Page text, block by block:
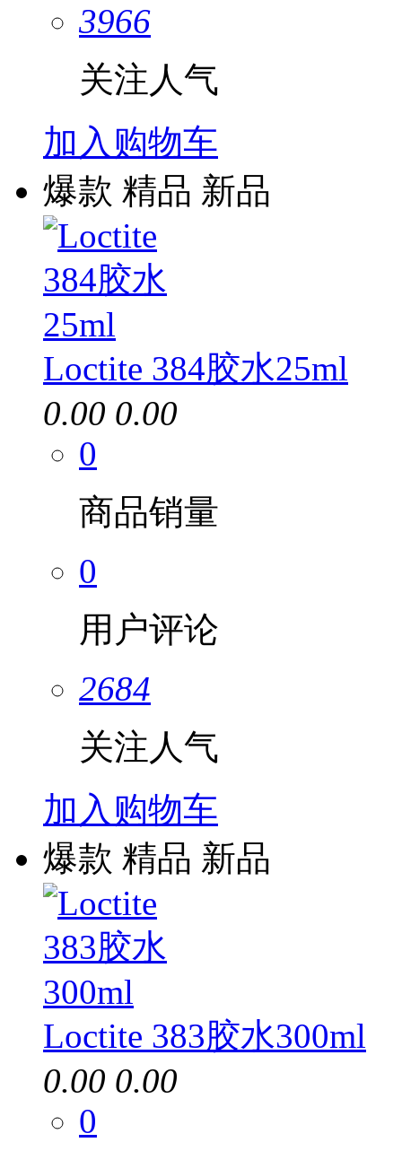
3966
关注人气
加入购物车
爆款 精品 新品
Loctite 384胶水25ml
0.00 0.00
0
商品销量
0
用户评论
2684
关注人气
加入购物车
爆款 精品 新品
Loctite 383胶水300ml
0.00 0.00
0